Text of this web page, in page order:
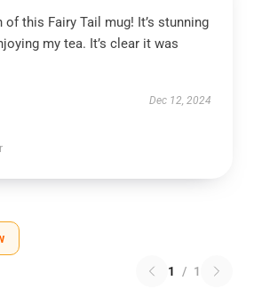
of this Fairy Tail mug! It’s stunning
my tea. It’s clear it was
Dec 12, 2024
1 / 1